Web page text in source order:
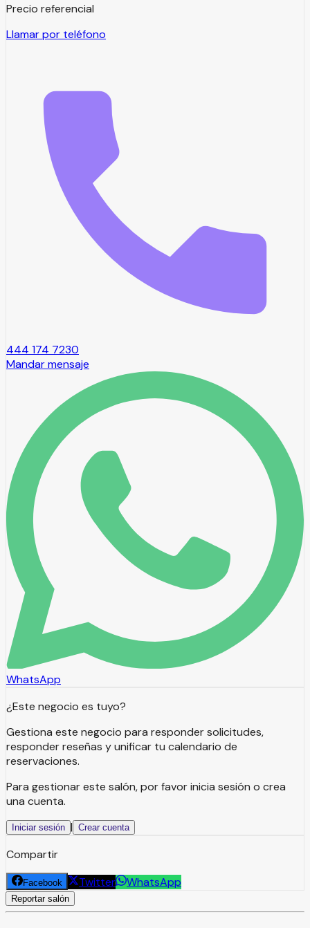
Precio referencial
Llamar por teléfono
444 174 7230
Mandar mensaje
WhatsApp
¿Este negocio es tuyo?
Gestiona este negocio para responder solicitudes,
responder reseñas y unificar tu calendario de
reservaciones.
Para gestionar este salón, por favor inicia sesión o crea
una cuenta.
Iniciar sesión | Crear cuenta
Compartir
Facebook Twitter WhatsApp
Reportar salón